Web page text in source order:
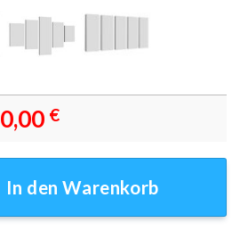
0,00 €
In den Warenkorb